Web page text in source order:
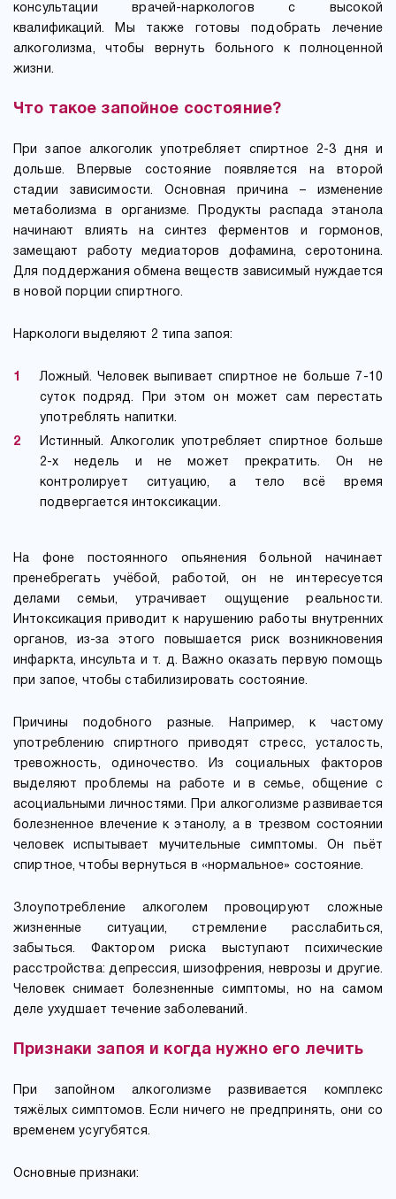
консультации врачей-наркологов с высокой
квалификаций. Мы также готовы подобрать лечение
алкоголизма, чтобы вернуть больного к полноценной
жизни.
Что такое запойное состояние?
При запое алкоголик употребляет спиртное 2-3 дня и
дольше. Впервые состояние появляется на второй
стадии зависимости. Основная причина – изменение
метаболизма в организме. Продукты распада этанола
начинают влиять на синтез ферментов и гормонов,
замещают работу медиаторов дофамина, серотонина.
Для поддержания обмена веществ зависимый нуждается
в новой порции спиртного.
Наркологи выделяют 2 типа запоя:
Ложный. Человек выпивает спиртное не больше 7-10
суток подряд. При этом он может сам перестать
употреблять напитки.
Истинный. Алкоголик употребляет спиртное больше
2-х недель и не может прекратить. Он не
контролирует ситуацию, а тело всё время
подвергается интоксикации.
На фоне постоянного опьянения больной начинает
пренебрегать учёбой, работой, он не интересуется
делами семьи, утрачивает ощущение реальности.
Интоксикация приводит к нарушению работы внутренних
органов, из-за этого повышается риск возникновения
инфаркта, инсульта и т. д. Важно оказать первую помощь
при запое, чтобы стабилизировать состояние.
Причины подобного разные. Например, к частому
употреблению спиртного приводят стресс, усталость,
тревожность, одиночество. Из социальных факторов
выделяют проблемы на работе и в семье, общение с
асоциальными личностями. При алкоголизме развивается
болезненное влечение к этанолу, а в трезвом состоянии
человек испытывает мучительные симптомы. Он пьёт
спиртное, чтобы вернуться в «нормальное» состояние.
Злоупотребление алкоголем провоцируют сложные
жизненные ситуации, стремление расслабиться,
забыться. Фактором риска выступают психические
расстройства: депрессия, шизофрения, неврозы и другие.
Человек снимает болезненные симптомы, но на самом
деле ухудшает течение заболеваний.
Признаки запоя и когда нужно его лечить
При запойном алкоголизме развивается комплекс
тяжёлых симптомов. Если ничего не предпринять, они со
временем усугубятся.
Основные признаки: